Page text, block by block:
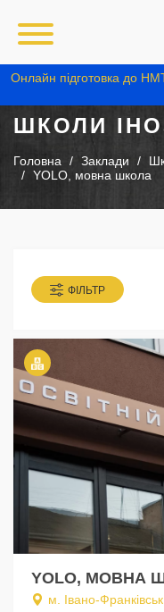
Онлайн підготовка до
ШКОЛИ
Головна Заклади
YOLO, мовна школа
ФІЛЬТР
YOLO, МОВНА
м. Івано-